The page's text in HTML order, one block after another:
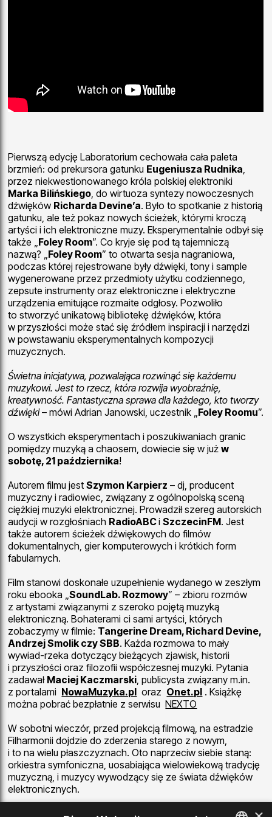
Pierwszą edycję Laboratorium cechowała cała paleta
brzmień: od prekursora gatunku Eugeniusza Rudnika,
przez niekwestionowanego króla polskiej elektroniki
Marka Bilińskiego, do wirtuoza syntezy nowoczesnych
dźwięków Richarda Devine’a. Było to spotkanie z historią
gatunku, ale też pokaz nowych ścieżek, którymi kroczą
artyści i ich elektroniczne muzy. Eksperymentalnie odbył się
także „Foley Room”. Co kryje się pod tą tajemniczą
nazwą? „Foley Room” to otwarta sesja nagraniowa,
podczas której rejestrowane były dźwięki, tony i sample
wygenerowane przez przedmioty użytku codziennego,
zepsute instrumenty oraz elektroniczne i elektryczne
urządzenia emitujące rozmaite odgłosy. Pozwoliło
to stworzyć unikatową bibliotekę dźwięków, która
w przyszłości może stać się źródłem inspiracji i narzędzi
w powstawaniu eksperymentalnych kompozycji
muzycznych.
Świetna inicjatywa, pozwalająca rozwinąć się każdemu
muzykowi. Jest to rzecz, która rozwija wyobraźnię,
kreatywność. Fantastyczna sprawa dla każdego, kto tworzy
dźwięki– mówi Adrian Janowski, uczestnik „Foley Roomu”.
O wszystkich eksperymentach i poszukiwaniach granic
pomiędzy muzyką a chaosem, dowiecie się w jużw
sobotę, 21 października!
Autorem filmu jestSzymon Karpierz – dj, producent
muzyczny i radiowiec, związany z ogólnopolską sceną
ciężkiej muzyki elektronicznej. Prowadził szereg autorskich
audycji w rozgłośniach RadioABCiSzczecinFM. Jest
także autorem ścieżek dźwiękowych do filmów
dokumentalnych, gier komputerowych i krótkich form
fabularnych.
Film stanowi doskonałe uzupełnienie wydanego w zeszłym
roku ebooka „SoundLab. Rozmowy” – zbioru rozmów
z artystami związanymi z szeroko pojętą muzyką
elektroniczną. Bohaterami ci sami artyści, których
zobaczymy w filmie: Tangerine Dream, Richard Devine,
Andrzej Smolik czy SBB. Każda rozmowa to mały
wywiad-rzeka dotyczący bieżących zjawisk, historii
i przyszłości oraz filozofii współczesnej muzyki. Pytania
zadawał Maciej Kaczmarski, publicysta związany m.in.
z portalami NowaMuzyka.pl oraz Onet.pl . Książkę
można pobrać bezpłatnie z serwisu NEXTO
W sobotni wieczór, przed projekcją filmową, na estradzie
Filharmonii dojdzie do zderzenia starego z nowym,
i to na wielu płaszczyznach. Oto naprzeciw siebie staną:
orkiestra symfoniczna, uosabiająca wielowiekową tradycję
muzyczną, i muzycy wywodzący się ze świata dźwięków
elektronicznych.
Gabriel Prokofiev
to wnuk klasyka muzyki XX wieku